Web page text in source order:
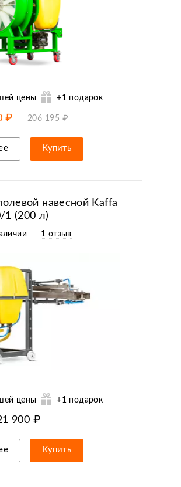
цены +1 подарок
цены до07.08
₽ 206 195 ₽
Купить
навесной Kaffa
1 (200 л)
1 отзыв
цены +1 подарок
900 ₽
Купить